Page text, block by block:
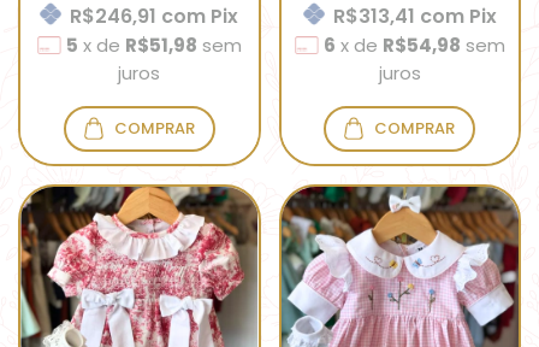
R$246,91 com Pix
5 x de R$51,98 sem
juros
COMPRAR
R$313,41 com Pix
6 x de R$54,98 sem
juros
COMPRAR